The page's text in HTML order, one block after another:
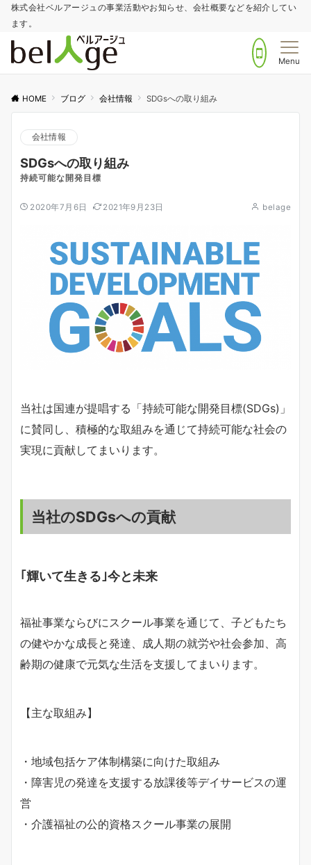
株式会社ベルアージュの事業活動やお知らせ、会社概要などを紹介してい
ます。
Menu
HOME ブログ 会社情報 SDGsへの取り組み
会社情報
SDGsへの取り組み
持続可能な開発目標
2020年7月6日 2021年9月23日 belage
当社は国連が提唱する「持続可能な開発目標(SDGs)」
に賛同し、積極的な取組みを通じて持続可能な社会の
実現に貢献してまいります。
当社のSDGsへの貢献
｢輝いて生きる｣今と未来
福祉事業ならびにスクール事業を通じて、子どもたち
の健やかな成長と発達、成人期の就労や社会参加、高
齢期の健康で元気な生活を支援してまいります。
【主な取組み】
・地域包括ケア体制構築に向けた取組み
・障害児の発達を支援する放課後等デイサービスの運
営
・介護福祉の公的資格スクール事業の展開